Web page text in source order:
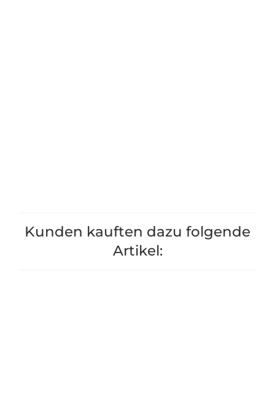
Kunden kauften dazu folgende
Artikel: